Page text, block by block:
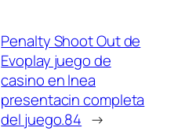
Penalty Shoot Out de
Evoplay juego de
casino en lnea
presentacin completa
del juego.84 →